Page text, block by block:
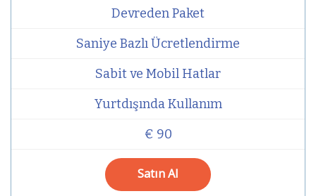
Devreden Paket
Saniye Bazlı Ücretlendirme
Sabit ve Mobil Hatlar
Yurtdışında Kullanım
€ 90
Satın Al